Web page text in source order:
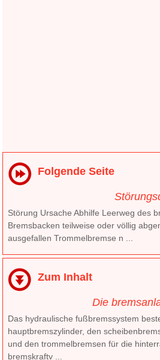
Folgende Seite
Störung Ursache Abhilfe Leerweg des
Bremsbacken teilweise oder völlig
ausgefallen Trommelbremse n ...
Zum Inhalt
Die
Das hydraulische fußbremssystem
hauptbremszylinder, den
und den trommelbremsen für die
bremskraftv ...